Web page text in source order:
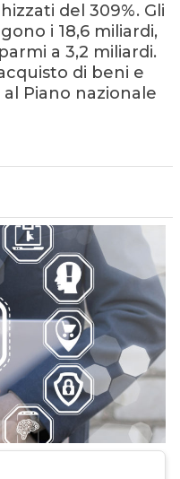
del 309%. Gli
i 18,6 miliardi,
a 3,2 miliardi.
di beni e
Piano nazionale